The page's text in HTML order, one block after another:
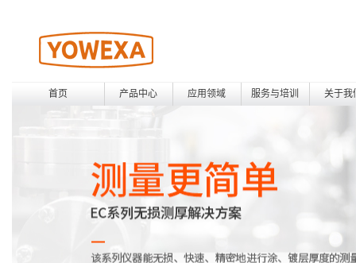
首页 产品中心 应用领域 服务与培训 关于我